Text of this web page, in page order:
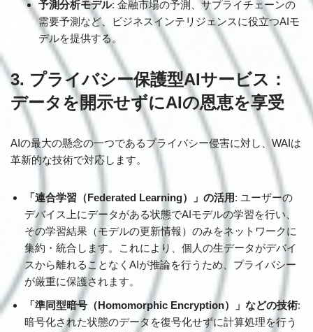
予測分析モデル: 金融市場の予測、サプライチェーンの
需要予測など、ビジネスインテリジェンスに役立つAIモ
デルを提供する。
3. プライバシー保護型AIサービス：
データを開示せずにAIの恩恵を享受
AIの最大の懸念の一つであるプライバシー侵害に対し、WAIは
革新的な技術で対応します。
「連合学習（Federated Learning）」の活用: ユーザーの
デバイス上にデータがある状態でAIモデルの学習を行い、
その学習結果（モデルの更新情報）のみをネットワークに
集約・統合します。これにより、個人の生データがデバイ
スから離れることなくAIが推論を行うため、プライバシー
が厳重に保護されます。
「準同型暗号（Homomorphic Encryption）」などの技術:
暗号化された状態のデータを復号化せずに計算処理を行う